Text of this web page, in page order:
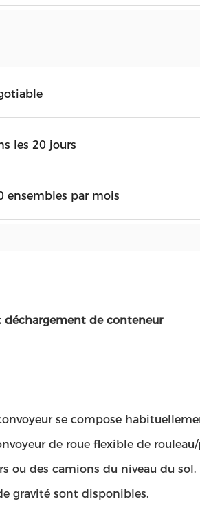
les 20 jours
ensembles par mois
déchargement de conteneur
se compose
de roue flexible de
ou des camions du niveau du sol.
gravité sont disponibles.